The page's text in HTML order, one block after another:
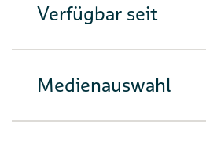
Verfügbar seit
Medienauswahl